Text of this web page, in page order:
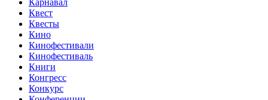
Квест
Квесты
Кино
Кинофестивали
Кинофестиваль
Книги
Конгресс
Конкурс